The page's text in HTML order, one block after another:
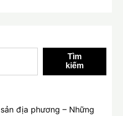
Tìm
kiếm
địa phương – Những